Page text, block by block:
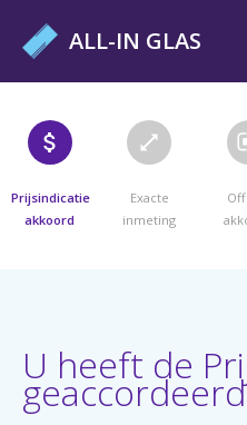
ALL-IN GLAS
Prijsindicatie
akkoord
Exacte
inmeting
U heeft de
geaccordeerd